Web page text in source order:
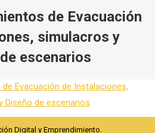
de Evacuación
simulacros y
escenarios
Evacuación de Instalaciones,
Diseño de escenarios
Digital y Emprendimiento.